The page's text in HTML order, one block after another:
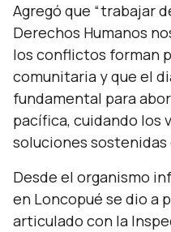
Agregó que “trabajar
Derechos Humanos
los conflictos forman
comunitaria y que el
fundamental para
pacífica, cuidando los
soluciones sostenidas
Desde el organismo
en Loncopué se dio a
articulado con la